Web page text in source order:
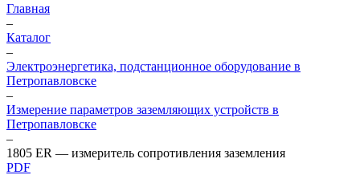
Главная
–
Каталог
–
Электроэнергетика, подстанционное оборудование в
Петропавловске
–
Измерение параметров заземляющих устройств в
Петропавловске
–
1805 ER — измеритель сопротивления заземления
PDF